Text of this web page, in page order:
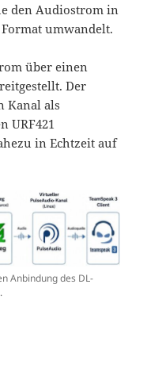
den Audiostrom in
umwandelt.
über einen
Der
Kanal als
URF421
in Echtzeit auf
Anbindung des DL-